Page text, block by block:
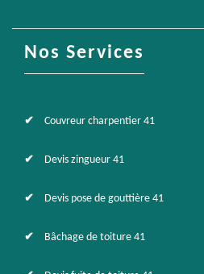
Nos Services
Couvreur charpentier 41
Devis zingueur 41
Devis pose de gouttière 41
Bâchage de toiture 41